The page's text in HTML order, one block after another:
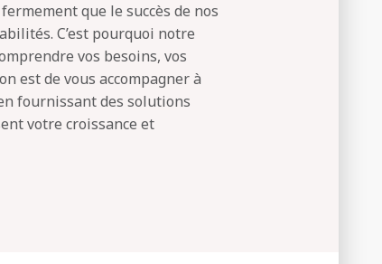
que le succès de nos
C’est pourquoi notre
vos besoins, vos
est de vous accompagner à
fournissant des solutions
votre croissance et